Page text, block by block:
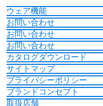
ウェア機能
お問い合わせ
お問い合わせ
お問い合わせ
カタログダウンロード
サイトマップ
プライバシーポリシー
ブランドコンセプト
取扱店舗